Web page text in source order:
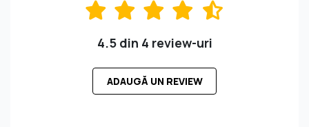
4.5 din 4 review-uri
ADAUGĂ UN REVIEW